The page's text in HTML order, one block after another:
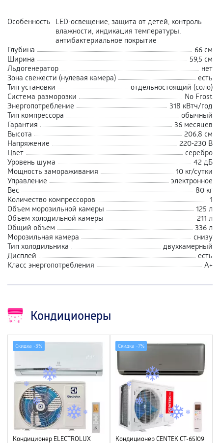
Особенность LED-освещение, защита от детей, контроль
влажности, индикация температуры,
антибактериальное покрытие
Глубина
66 см
Ширина
59,5 см
Льдогенератор
нет
Зона свежести (нулевая камера)
есть
Тип установки
отдельностоящий (соло)
Система разморозки
No Frost
Энергопотребление
318 кВтч/год
Тип компрессора
обычный
Гарантия
36 месяцев
Высота
206,8 см
Напряжение
220-230 В
Цвет
серебро
Уровень шума
42 дБ
Мощность замораживания
10 кг/сутки
Управление
электронное
Вес
80 кг
Количество компрессоров
1
Объем морозильной камеры
125 л
Объем холодильной камеры
211 л
Общий объем
336 л
Морозильная камера
снизу
Тип холодильника
двухкамерный
Дисплей
есть
Класс энергопотребления
А+
Кондиционеры
Кондиционер ELECTROLUX
Скидка -3%
Кондиционер CENTEK CT-65I09
Скидка -7%